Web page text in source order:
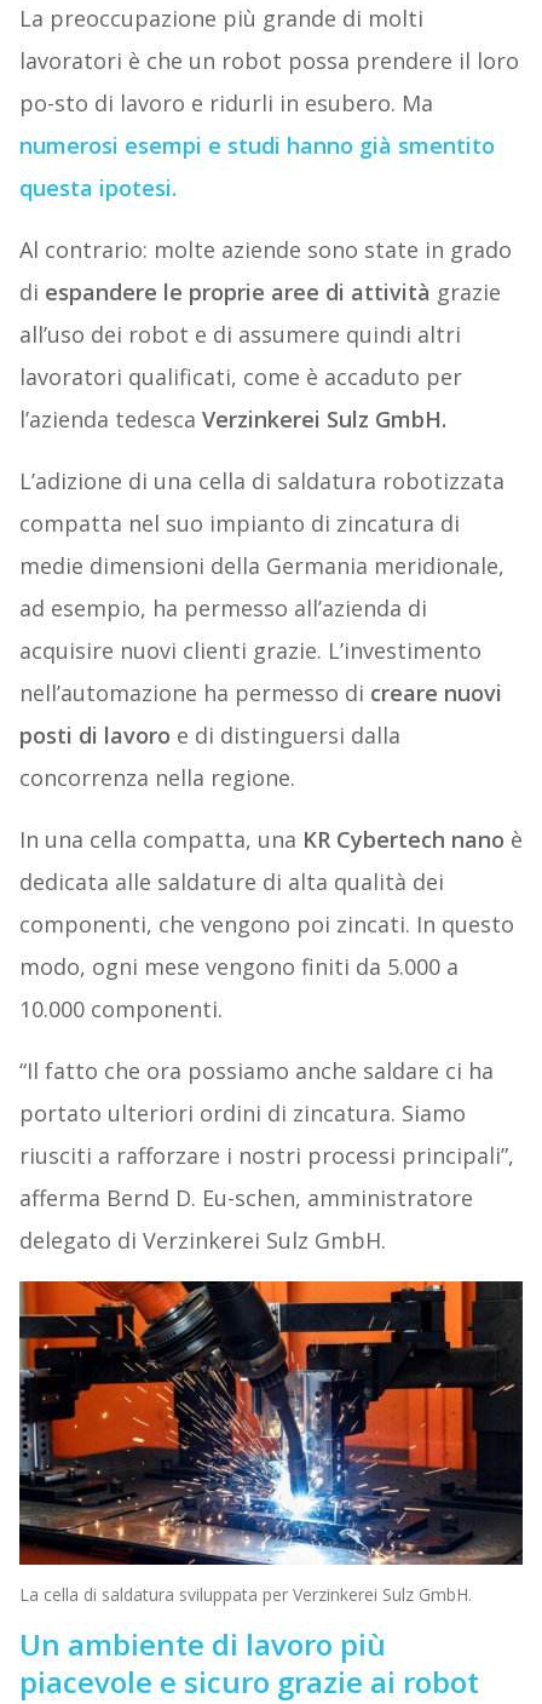
La preoccupazione più grande di molti
lavoratori è che un robot possa prendere il loro
po-sto di lavoro e ridurli in esubero. Ma
numerosi esempi e studi hanno già smentito
questa ipotesi.
Al contrario: molte aziende sono state in grado
di espandere le proprie aree di attività grazie
all’uso dei robot e di assumere quindi altri
lavoratori qualificati, come è accaduto per
l’azienda tedesca Verzinkerei Sulz GmbH.
L’adizione di una cella di saldatura robotizzata
compatta nel suo impianto di zincatura di
medie dimensioni della Germania meridionale,
ad esempio, ha permesso all’azienda di
acquisire nuovi clienti grazie. L’investimento
nell’automazione ha permesso di creare nuovi
posti di lavoro e di distinguersi dalla
concorrenza nella regione.
In una cella compatta, una KR Cybertech nano è
dedicata alle saldature di alta qualità dei
componenti, che vengono poi zincati. In questo
modo, ogni mese vengono finiti da 5.000 a
10.000 componenti.
“Il fatto che ora possiamo anche saldare ci ha
portato ulteriori ordini di zincatura. Siamo
riusciti a rafforzare i nostri processi principali”,
afferma Bernd D. Eu-schen, amministratore
delegato di Verzinkerei Sulz GmbH.
La cella di saldatura sviluppata per Verzinkerei Sulz GmbH.
Un ambiente di lavoro più
piacevole e sicuro grazie ai robot